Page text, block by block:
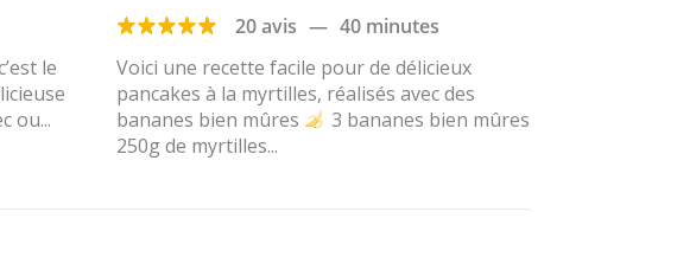
le
ou...
20 avis — 40 minutes
Voici une recette facile pour de délicieux
pancakes à la myrtilles, réalisés avec des
bananes bien mûres
3 bananes bien mûres
250g de myrtilles...